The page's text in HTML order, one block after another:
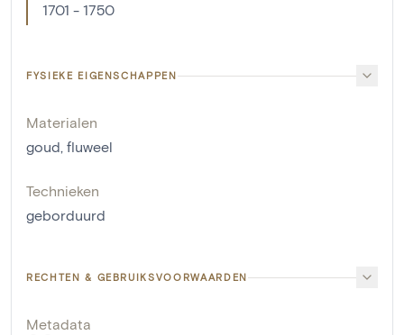
1701 - 1750
FYSIEKE EIGENSCHAPPEN
Materialen
goud, fluweel
Technieken
geborduurd
RECHTEN & GEBRUIKSVOORWAARDEN
Metadata